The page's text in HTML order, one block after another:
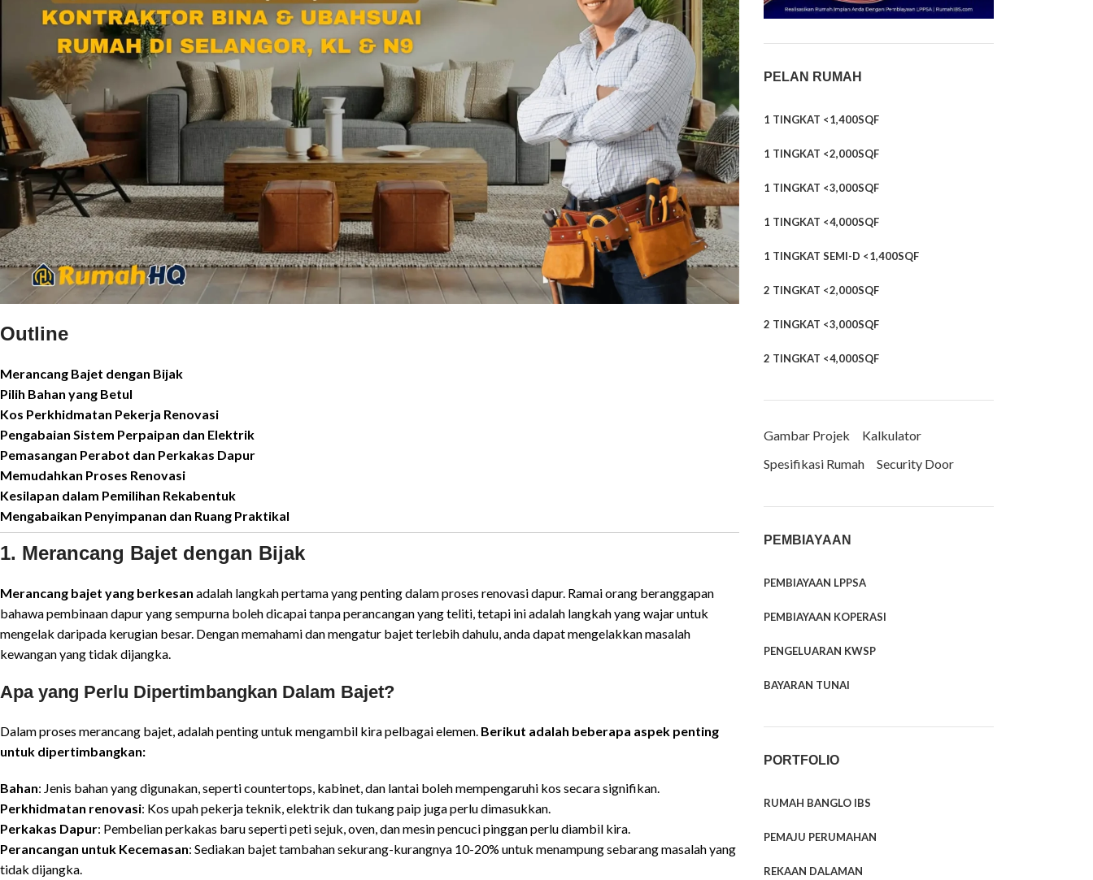
Outline
Merancang Bajet dengan Bijak
Pilih Bahan yang Betul
Kos Perkhidmatan Pekerja Renovasi
Pengabaian Sistem Perpaipan dan Elektrik
Pemasangan Perabot dan Perkakas Dapur
Memudahkan Proses Renovasi
Kesilapan dalam Pemilihan Rekabentuk
Mengabaikan Penyimpanan dan Ruang Praktikal
1. Merancang Bajet dengan Bijak
Merancang bajet yang berkesan adalah langkah pertama yang penting dalam proses renovasi dapur. Ramai orang beranggapan
bahawa pembinaan dapur yang sempurna boleh dicapai tanpa perancangan yang teliti, tetapi ini adalah langkah yang wajar untuk
mengelak daripada kerugian besar. Dengan memahami dan mengatur bajet terlebih dahulu, anda dapat mengelakkan masalah
kewangan yang tidak dijangka.
Apa yang Perlu Dipertimbangkan Dalam Bajet?
Dalam proses merancang bajet, adalah penting untuk mengambil kira pelbagai elemen. Berikut adalah beberapa aspek penting
untuk dipertimbangkan:
Bahan: Jenis bahan yang digunakan, seperti countertops, kabinet, dan lantai boleh mempengaruhi kos secara signifikan.
Perkhidmatan renovasi: Kos upah pekerja teknik, elektrik dan tukang paip juga perlu dimasukkan.
Perkakas Dapur: Pembelian perkakas baru seperti peti sejuk, oven, dan mesin pencuci pinggan perlu diambil kira.
Perancangan untuk Kecemasan: Sediakan bajet tambahan sekurang-kurangnya 10-20% untuk menampung sebarang masalah yang
tidak dijangka.
PELAN RUMAH
1 TINGKAT <1,400SQF
1 TINGKAT <2,000SQF
1 TINGKAT <3,000SQF
1 TINGKAT <4,000SQF
1 TINGKAT SEMI-D <1,400SQF
2 TINGKAT <2,000SQF
2 TINGKAT <3,000SQF
2 TINGKAT <4,000SQF
Gambar Projek
Kalkulator
Spesifikasi Rumah
Security Door
PEMBIAYAAN
PEMBIAYAAN LPPSA
PEMBIAYAAN KOPERASI
PENGELUARAN KWSP
BAYARAN TUNAI
PORTFOLIO
RUMAH BANGLO IBS
PEMAJU PERUMAHAN
REKAAN DALAMAN